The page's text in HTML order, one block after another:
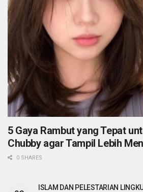
5 Gaya Rambut yang Tepat
Chubby agar Tampil Lebih
0 SHARES
ISLAM DAN PELESTARIAN